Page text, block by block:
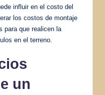
influir en el costo del
los costos de montaje
para que realicen la
en el terreno.
un